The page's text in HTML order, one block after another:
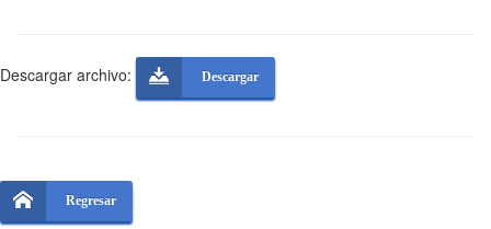
Descargar archivo: Descargar
Regresar